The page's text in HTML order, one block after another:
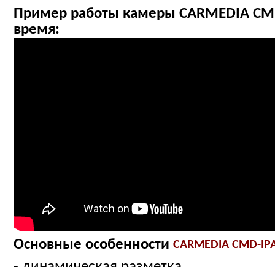
Пример работы камеры CARMEDIA
время:
Основные особенности CARMEDIA CMD-